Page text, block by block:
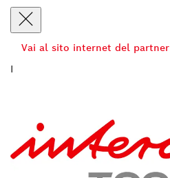
Vai al sito internet del partner
I